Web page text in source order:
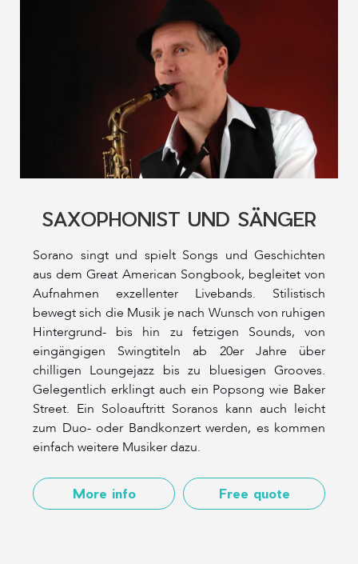
SAXOPHONIST UND SÄNGER
Sorano singt und spielt Songs und Geschichten
aus dem Great American Songbook, begleitet von
Aufnahmen exzellenter Livebands. Stilistisch
bewegt sich die Musik je nach Wunsch von ruhigen
Hintergrund- bis hin zu fetzigen Sounds, von
eingängigen Swingtiteln ab 20er Jahre über
chilligen Loungejazz bis zu bluesigen Grooves.
Gelegentlich erklingt auch ein Popsong wie Baker
Street. Ein Soloauftritt Soranos kann auch leicht
zum Duo- oder Bandkonzert werden, es kommen
einfach weitere Musiker dazu.
More info Free quote